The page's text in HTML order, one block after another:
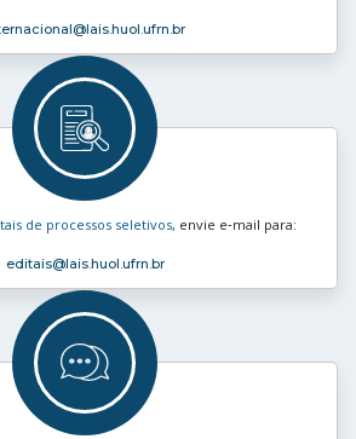
@lais.huol.ufrn.br
de processos seletivos, envie e‑mail para:
editais@lais.huol.ufrn.br